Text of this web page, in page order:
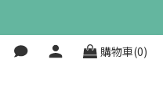
購物車(0)